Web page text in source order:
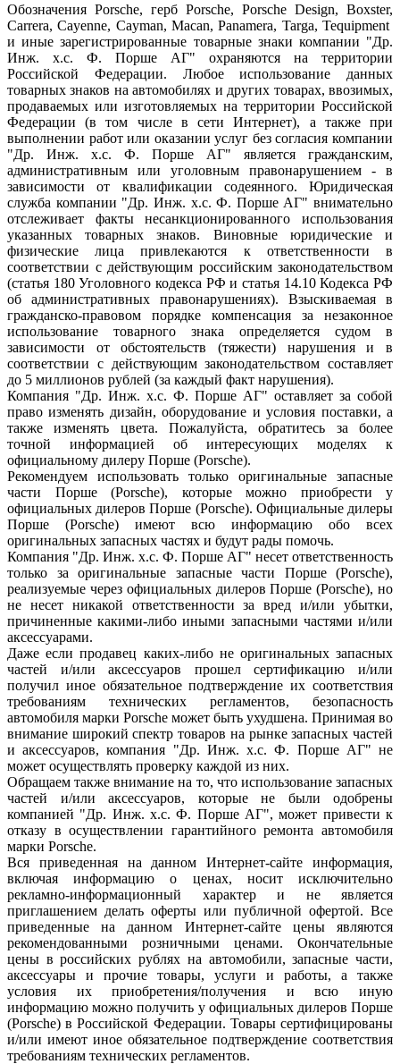
Обозначения Porsche, герб Porsche, Porsche Design, Boxster,
Carrera, Cayenne, Cayman, Macan, Panamera, Targa, Tequipment
и иные зарегистрированные товарные знаки компании "Др.
Инж. х.с. Ф. Порше АГ" охраняются на территории
Российской Федерации. Любое использование данных
товарных знаков на автомобилях и других товарах, ввозимых,
продаваемых или изготовляемых на территории Российской
Федерации (в том числе в сети Интернет), а также при
выполнении работ или оказании услуг без согласия компании
"Др. Инж. х.с. Ф. Порше АГ" является гражданским,
административным или уголовным правонарушением - в
зависимости от квалификации содеянного. Юридическая
служба компании "Др. Инж. х.с. Ф. Порше АГ" внимательно
отслеживает факты несанкционированного использования
указанных товарных знаков. Виновные юридические и
физические лица привлекаются к ответственности в
соответствии с действующим российским законодательством
(статья 180 Уголовного кодекса РФ и статья 14.10 Кодекса РФ
об административных правонарушениях). Взыскиваемая в
гражданско-правовом порядке компенсация за незаконное
использование товарного знака определяется судом в
зависимости от обстоятельств (тяжести) нарушения и в
соответствии с действующим законодательством составляет
до 5 миллионов рублей (за каждый факт нарушения).
Компания "Др. Инж. х.с. Ф. Порше АГ" оставляет за собой
право изменять дизайн, оборудование и условия поставки, а
также изменять цвета. Пожалуйста, обратитесь за более
точной информацией об интересующих моделях к
официальному дилеру Порше (Porsche).
Рекомендуем использовать только оригинальные запасные
части Порше (Porsche), которые можно приобрести у
официальных дилеров Порше (Porsche). Официальные дилеры
Порше (Porsche) имеют всю информацию обо всех
оригинальных запасных частях и будут рады помочь.
Компания "Др. Инж. х.с. Ф. Порше АГ" несет ответственность
только за оригинальные запасные части Порше (Porsche),
реализуемые через официальных дилеров Порше (Porsche), но
не несет никакой ответственности за вред и/или убытки,
причиненные какими-либо иными запасными частями и/или
аксессуарами.
Даже если продавец каких-либо не оригинальных запасных
частей и/или аксессуаров прошел сертификацию и/или
получил иное обязательное подтверждение их соответствия
требованиям технических регламентов, безопасность
автомобиля марки Porsche может быть ухудшена. Принимая во
внимание широкий спектр товаров на рынке запасных частей
и аксессуаров, компания "Др. Инж. х.с. Ф. Порше АГ" не
может осуществлять проверку каждой из них.
Обращаем также внимание на то, что использование запасных
частей и/или аксессуаров, которые не были одобрены
компанией "Др. Инж. х.с. Ф. Порше АГ", может привести к
отказу в осуществлении гарантийного ремонта автомобиля
марки Porsche.
Вся приведенная на данном Интернет-сайте информация,
включая информацию о ценах, носит исключительно
рекламно-информационный характер и не является
приглашением делать оферты или публичной офертой. Все
приведенные на данном Интернет-сайте цены являются
рекомендованными розничными ценами. Окончательные
цены в российских рублях на автомобили, запасные части,
аксессуары и прочие товары, услуги и работы, а также
условия их приобретения/получения и всю иную
информацию можно получить у официальных дилеров Порше
(Porsche) в Российской Федерации. Товары сертифицированы
и/или имеют иное обязательное подтверждение соответствия
требованиям технических регламентов.